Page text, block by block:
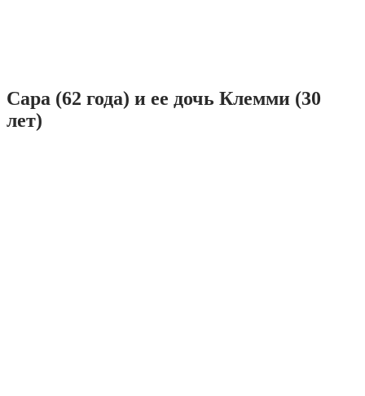
Сара (62 года) и ее дочь Клемми (30
лет)